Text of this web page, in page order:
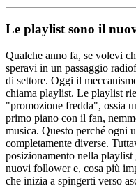
Le playlist sono il
Qualche anno fa, se volevi
speravi in un passaggio
di settore. Oggi il
chiama playlist. Le playlist
"promozione fredda", ossia
primo piano con il fan,
musica. Questo perché ogni
completamente diverse.
posizionamento nella
nuovi follower e, cosa più
che inizia a spingerti verso